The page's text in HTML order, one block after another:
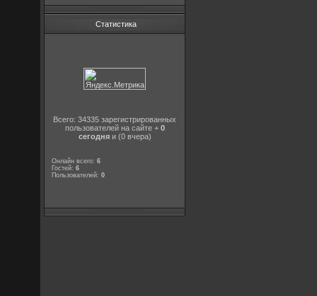
Статистика
Всего: 34335 зарегистрированных
пользователей на сайте + 0
сегодняи (0 вчера)
Онлайн всего:6
Гостей:6
Пользователей:0